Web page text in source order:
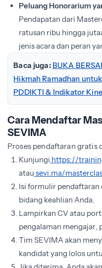
Peluang Honorarium
Pendapatan dari
ratusan ribu hingga
jenis acara dan peran
Baca juga: BUKA
Hikmah Ramadhan
PDDIKTI & Indikator
Cara Mendaftar
SEVIMA
Proses pendaftaran gratis
Kunjungi https://
atau sevi.ma/
Isi formulir pendaftaran
bidang keahlian Anda.
Lampirkan CV atau
pengalaman mengajar,
Tim SEVIMA akan
kandidat yang lolos